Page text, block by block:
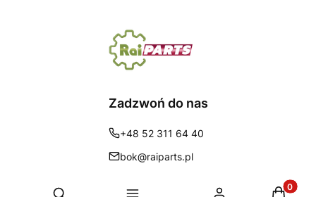
Zadzwoń do nas
+48 52 311 64 40
bok@raiparts.pl
Otwórz wyszukiwarkę